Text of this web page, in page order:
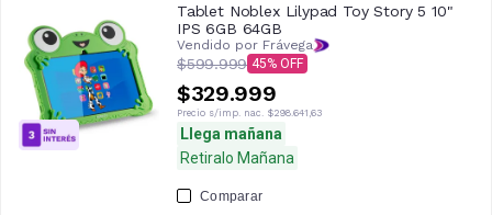
Tablet Noblex Lilypad Toy Story 5 10"
IPS 6GB 64GB
Vendido por Frávega
$599.999 45
$329.999
Precio s/imp. nac. $298.641,63
Llega mañana
Retiralo Mañana
Comparar